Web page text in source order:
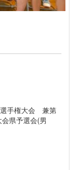
選手権大会 兼第
県予選会(男